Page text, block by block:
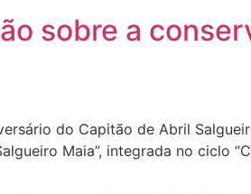
sobre a
do Capitão de Abril
Maia”, integrada no ciclo